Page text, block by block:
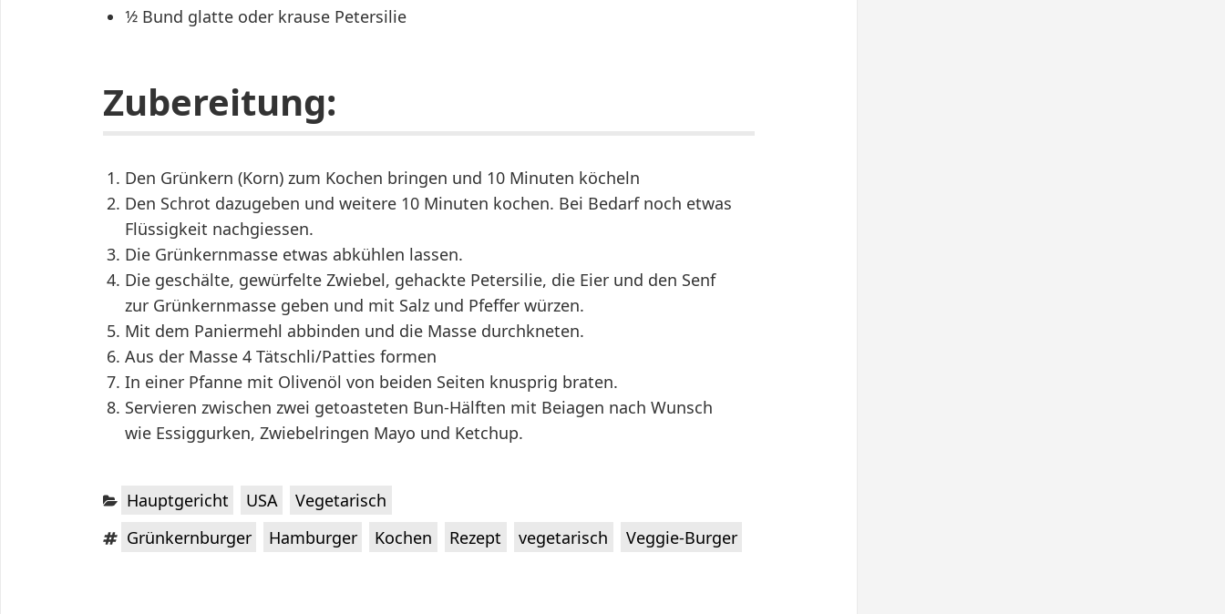
1⁄2 Bund glatte oder krause Petersilie
Zubereitung:
Den Grünkern (Korn) zum Kochen bringen und 10 Minuten köcheln
Den Schrot dazugeben und weitere 10 Minuten kochen. Bei Bedarf noch etwas
Flüssigkeit nachgiessen.
Die Grünkernmasse etwas abkühlen lassen.
Die geschälte, gewürfelte Zwiebel, gehackte Petersilie, die Eier und den Senf
zur Grünkernmasse geben und mit Salz und Pfeffer würzen.
Mit dem Paniermehl abbinden und die Masse durchkneten.
Aus der Masse 4 Tätschli/Patties formen
In einer Pfanne mit Olivenöl von beiden Seiten knusprig braten.
Servieren zwischen zwei getoasteten Bun-Hälften mit Beiagen nach Wunsch
wie Essiggurken, Zwiebelringen Mayo und Ketchup.
Kategorien:
Hauptgericht USA
Vegetarisch
Schlagwörter:
Grünkernburger Hamburger Kochen Rezept vegetarisch Veggie-Burger